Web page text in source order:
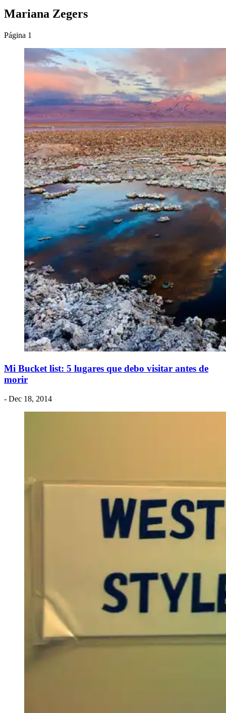
Mariana Zegers
Página 1
Mi Bucket list: 5 lugares que debo visitar antes de
morir
- Dec 18, 2014